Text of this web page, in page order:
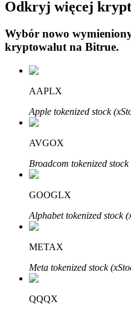
Automatyczna inwestycja
Zdobądź długoterminowy
Naucz się stakingu
Dowiedz się, jak uzyskać
Bitrue
AI
Odkryj więcej
Wybór nowo
kryptowalut na Bitrue.
AAPLX
Apple tokenized stock
AVGOX
Broadcom tokenized stock
GOOGLX
Alphabet tokenized stock
METAX
Meta tokenized stock
QQQX